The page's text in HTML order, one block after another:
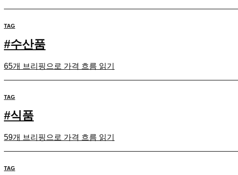
TAG
#수산품
65개 브리핑으로 가격 흐름 읽기
TAG
#식품
59개 브리핑으로 가격 흐름 읽기
TAG